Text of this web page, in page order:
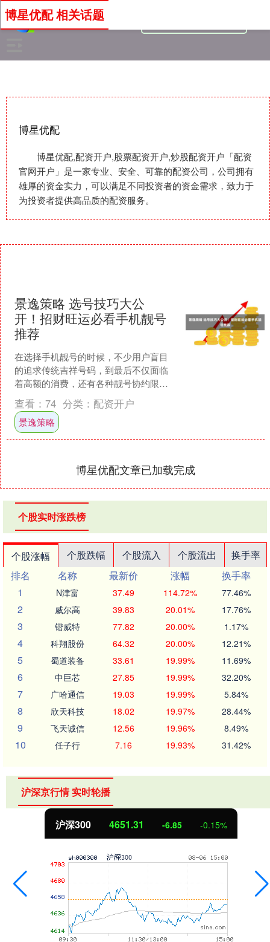
博星优配
博星优配,配资开户,股票配资开户,炒股配资开户「配资
官网开户」是一家专业、安全、可靠的配资公司，公司拥有
雄厚的资金实力，可以满足不同投资者的资金需求，致力于
为投资者提供高品质的配资服务。
博星优配 相关话题
景逸策略 选号技巧大公
开！招财旺运必看手机靓号
推荐
在选择手机靓号的时候，不少用户盲目
的追求传统吉祥号码，到最后不仅面临
着高额的消费，还有各种靓号协约限
制，导致使用效果大打折扣。科学的手
机靓号选号技巧是数字组合寓....
查看： 74 分类： 配资开户
景逸策略
博星优配文章已加载完成
个股实时涨跌榜
个股涨幅 个股跌幅 个股流入 个股流出
换手率
排名
名称 最新价 涨幅
换手率
1
N津富 37.49 114.72% 77.46%
2 威尔高 39.83 20.01% 17.76%
3 锴威特 77.82 20.00% 1.17%
4 科翔股份 64.32 20.00% 12.21%
5 蜀道装备 33.61 19.99% 11.69%
6 中巨芯 27.85 19.99% 32.20%
7 广哈通信 19.03 19.99% 5.84%
8 欣天科技 18.02 19.97% 28.44%
9 飞天诚信 12.56 19.96% 8.49%
10 任子行 7.16 19.93% 31.42%
沪深京行情 实时轮播
沪深300 4651.31 -6.85 -0.15%